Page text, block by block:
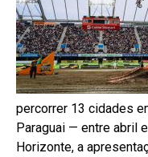
percorrer 13 cidades
Paraguai — entre abril
Horizonte, a